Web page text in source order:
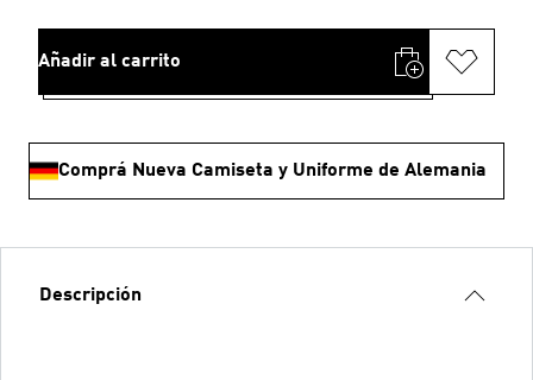
Añadir al carrito
Comprá Nueva Camiseta y Uniforme de Alemania
Descripción